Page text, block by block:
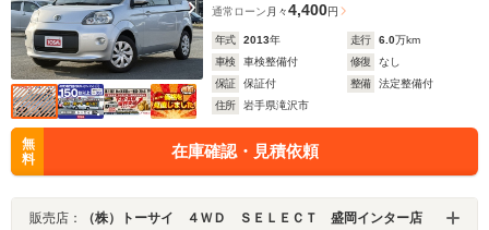
通常ローン 月々4,400円
年式 2013年 走行 6.0万km
車検
車検整備付 修復
なし
保証
保証付 整備
法定整備付
住所
岩手県滝沢市
無
料
在庫確認・見積依頼
販売店： （株）トーサイ ４ＷＤ ＳＥＬＥＣＴ 盛岡インター店